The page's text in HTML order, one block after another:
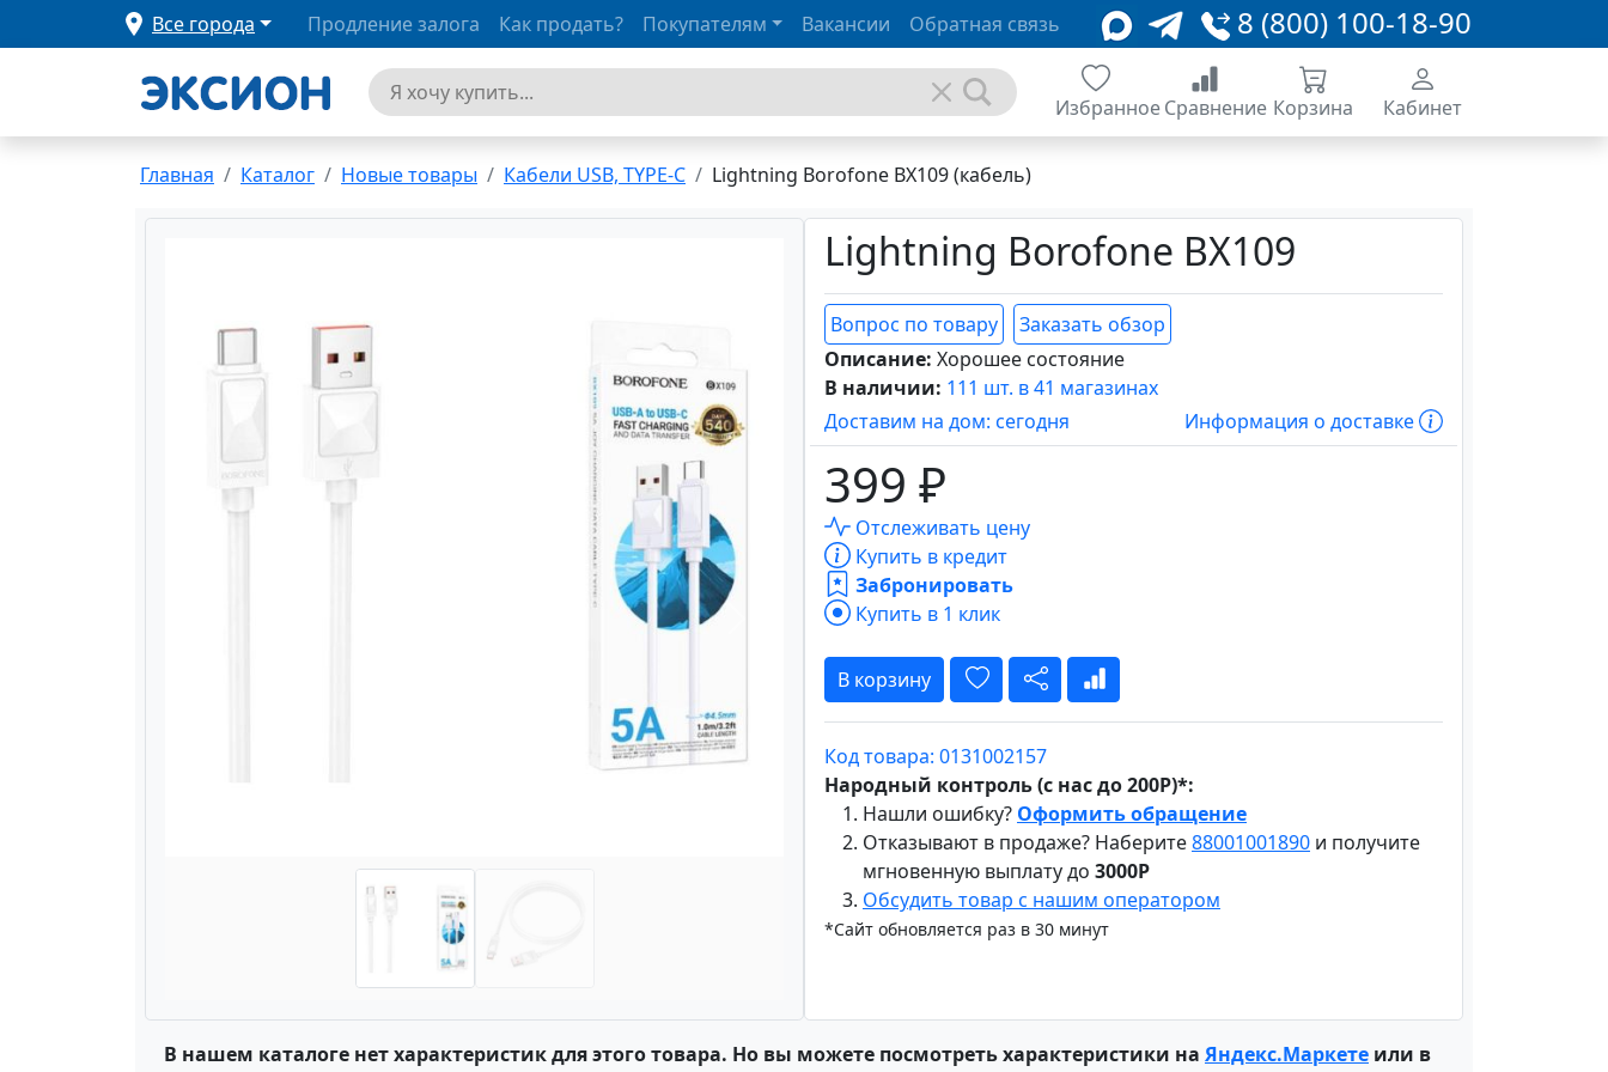
Все города 8 (800) 100-18-90
Продление залога Как продать? Покупателям Вакансии Обратная связь
ИзбранноеСравнение Корзина Кабинет
Главная Каталог Новые товары Кабели USB, TYPE-C Lightning Borofone BX109 (кабель)
Lightning Borofone BX109
Вопрос по товару
Заказать обзор
Описание: Хорошее состояние
В наличии: 111 шт. в 41 магазинах
Доставим на дом: сегодня
Информация о доставке
399 ₽
Отслеживать цену
Купить в кредит
Забронировать
Купить в 1 клик
В корзину
Код товара: 0131002157
Народный контроль (с нас до 200Р)*:
Нашли ошибку? Оформить обращение
Отказывают в продаже? Наберите88001001890 и получите
мгновенную выплату до 3000Р
Обсудить товар с нашим оператором
*Сайт обновляется раз в 30 минут
В нашем каталоге нет характеристик для этого товара. Но вы можете посмотреть характеристики на Яндекс.Маркете или в